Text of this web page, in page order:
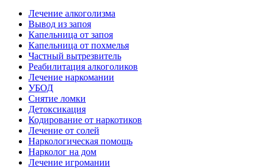
Лечение алкоголизма
Вывод из запоя
Капельница от запоя
Капельница от похмелья
Частный вытрезвитель
Реабилитация алкоголиков
Лечение наркомании
УБОД
Снятие ломки
Детоксикация
Кодирование от наркотиков
Лечение от солей
Наркологическая помощь
Нарколог на дом
Лечение игромании